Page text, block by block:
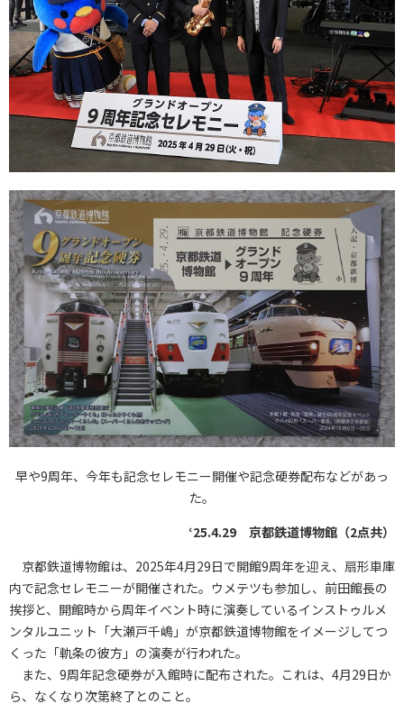
早や9周年、今年も記念セレモニー開催や記念硬券配布などがあっ
た。
‘25.4.29 京都鉄道博物館（2点共）
京都鉄道博物館は、2025年4月29日で開館9周年を迎え、扇形車庫
内で記念セレモニーが開催された。ウメテツも参加し、前田館長の
挨拶と、開館時から周年イベント時に演奏しているインストゥルメ
ンタルユニット「大瀬戸千嶋」が京都鉄道博物館をイメージしてつ
くった「軌条の彼方」の演奏が行われた。
また、9周年記念硬券が入館時に配布された。これは、4月29日か
ら、なくなり次第終了とのこと。